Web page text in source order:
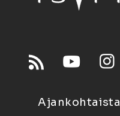
Ajankohtaista